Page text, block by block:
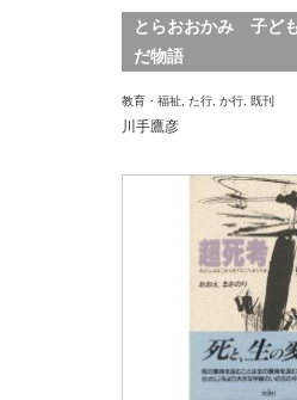
とらおおかみ 子ど
だ物語
教育・福祉, た行, か行, 既刊
川手鷹彦